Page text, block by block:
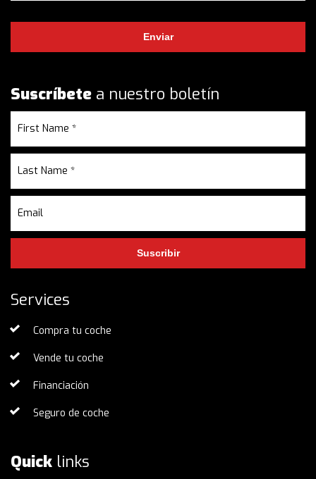
Suscríbete a nuestro boletín
Suscribir
Services
Compra tu coche
Vende tu coche
Financiación
Seguro de coche
Quick links